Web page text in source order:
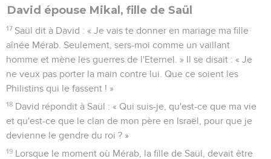
David épouse Mikal, fille de Saül
17 Saül dit à David : « Je vais te donner en mariage ma fille
aînée Mérab. Seulement, sers-moi comme un vaillant
homme et mène les guerres de l'Eternel. » Il se disait : « Je
ne veux pas porter la main contre lui. Que ce soient les
Philistins qui le fassent ! »
18 David répondit à Saül : « Qui suis-je, qu'est-ce que ma vie
et qu'est-ce que le clan de mon père en Israël, pour que je
devienne le gendre du roi ? »
19 Lorsque le moment où Mérab, la fille de Saül, devait être